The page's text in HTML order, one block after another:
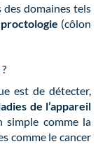
des domaines tels
proctologie (côlon
?
est de détecter,
de l’appareil
simple comme la
comme le cancer